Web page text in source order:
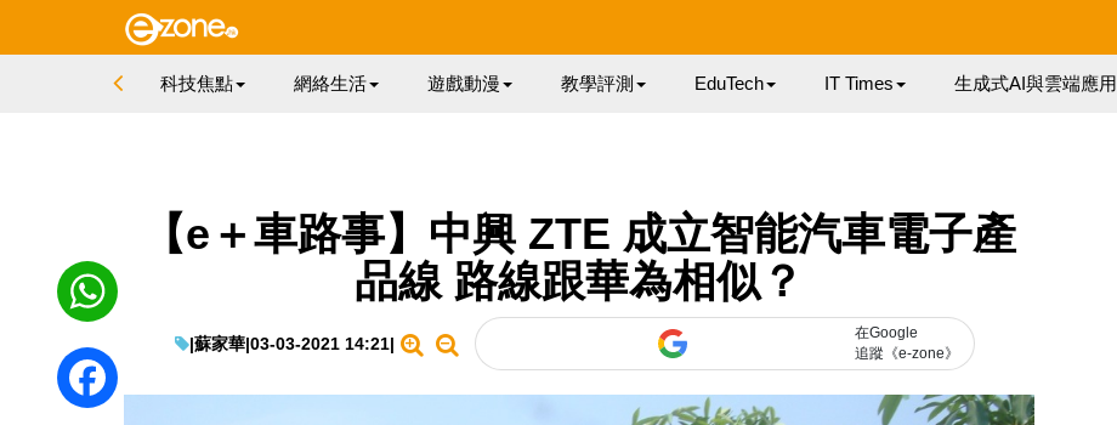
科技焦點 網絡生活 遊戲動漫 教學評測 EduTech IT Times 生成式AI與雲端應用
【e＋車路事】中興 ZTE 成立智能汽車電子產
品線 路線跟華為相似？
|蘇家華|03-03-2021 14:21|
在Google
追蹤《e-zone》
WhatsApp